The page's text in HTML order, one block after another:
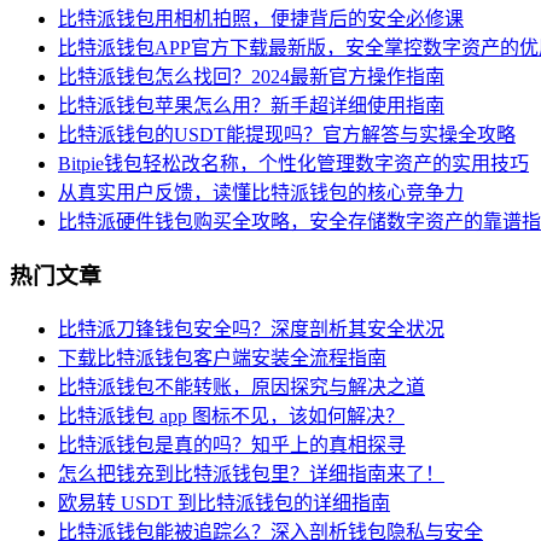
比特派钱包用相机拍照，便捷背后的安全必修课
比特派钱包APP官方下载最新版，安全掌控数字资产的
比特派钱包怎么找回？2024最新官方操作指南
比特派钱包苹果怎么用？新手超详细使用指南
比特派钱包的USDT能提现吗？官方解答与实操全攻略
Bitpie钱包轻松改名称，个性化管理数字资产的实用技巧
从真实用户反馈，读懂比特派钱包的核心竞争力
比特派硬件钱包购买全攻略，安全存储数字资产的靠谱
热门文章
比特派刀锋钱包安全吗？深度剖析其安全状况
下载比特派钱包客户端安装全流程指南
比特派钱包不能转账，原因探究与解决之道
比特派钱包 app 图标不见，该如何解决？
比特派钱包是真的吗？知乎上的真相探寻
怎么把钱充到比特派钱包里？详细指南来了！
欧易转 USDT 到比特派钱包的详细指南
比特派钱包能被追踪么？深入剖析钱包隐私与安全